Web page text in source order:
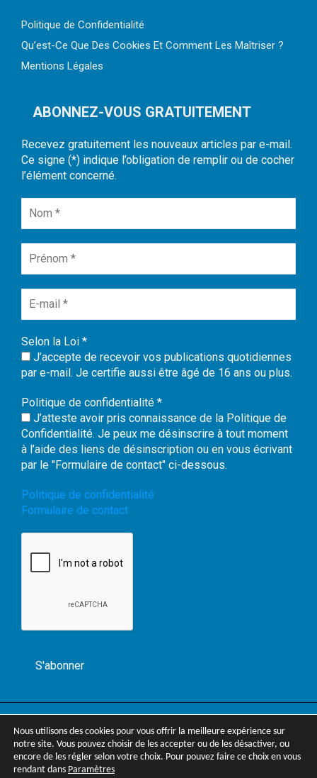
Politique de Confidentialité
Qu’est-Ce Que Des Cookies Et Comment Les Maîtriser ?
Mentions Légales
ABONNEZ-VOUS GRATUITEMENT
Recevez gratuitement les nouveaux articles par e-mail.
Ce signe (*) indique l’obligation de remplir ou de cocher
l’élément concerné.
Selon la Loi *
J’accepte de recevoir vos publications quotidiennes
par e-mail. Je certifie aussi être âgé de 16 ans ou plus.
Politique de confidentialité *
J’atteste avoir pris connaissance de la Politique de
Confidentialité. Je peux me désinscrire à tout moment
à l’aide des liens de désinscription ou en vous écrivant
par le "Formulaire de contact" ci-dessous.
Politique de confidentialité
Formulaire de contact
WordPress Theme | Viral by HashThemes
Nous utilisons des cookies pour vous offrir la meilleure expérience sur
notre site. Vous pouvez choisir de les accepter ou de les désactiver, ou
encore de les régler selon votre choix. Pour pouvez faire ce choix en vous
rendant dans Paramètres